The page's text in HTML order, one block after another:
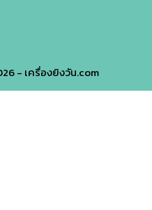
- เครื่องยิงวัน.com